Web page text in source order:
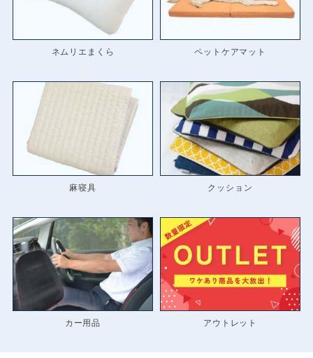
ネムリエまくら ペットケアマット
麻寝具 クッション
カー用品 アウトレット